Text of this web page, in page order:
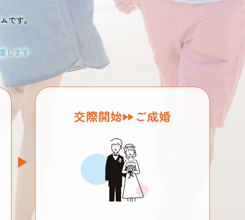
です。
します
交際開始 ご成婚